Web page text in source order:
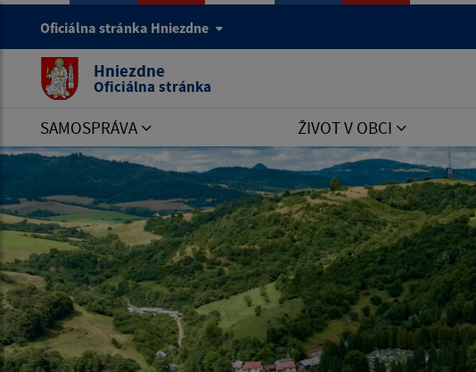
Oficiálna stránka Hniezdne
Hniezdne
Oficiálna stránka
SAMOSPRÁVA ŽIVOT V OBCI